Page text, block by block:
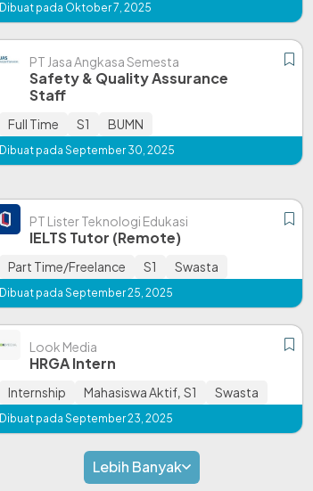
Dibuat pada Oktober 7, 2025
PT Jasa Angkasa Semesta
Safety & Quality Assurance
Staff
Full Time S1 BUMN
Dibuat pada September 30, 2025
PT Lister Teknologi Edukasi
IELTS Tutor (Remote)
Part Time/Freelance S1 Swasta
Dibuat pada September 25, 2025
Look Media
HRGA Intern
Internship Mahasiswa Aktif, S1 Swasta
Dibuat pada September 23, 2025
Lebih Banyak